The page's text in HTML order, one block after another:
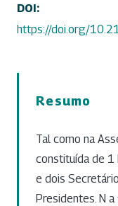
DOI:
https://doi.org/
Resumo
Tal como na
constituída de 1
e dois
Presidentes. N